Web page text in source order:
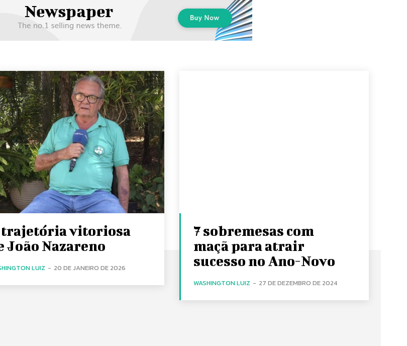
trajetória vitoriosa
João Nazareno
LUIZ - 20 DE JANEIRO DE 2026
7 sobremesas com
maçã para atrair
sucesso no Ano-Novo
WASHINGTON LUIZ - 27 DE DEZEMBRO DE 2024